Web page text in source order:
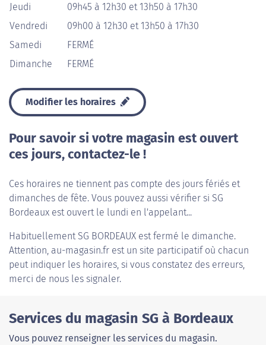
Jeudi
09h45 à 12h30 et 13h50 à 17h30
Vendredi
09h00 à 12h30 et 13h50 à 17h30
Samedi
FERMÉ
Dimanche
FERMÉ
Modifier les horaires
Pour savoir si votre magasin est ouvert
ces jours, contactez-le !
Ces horaires ne tiennent pas compte des jours fériés et
dimanches de fête. Vous pouvez aussi vérifier si SG
Bordeaux est ouvert le lundi en l'appelant...
HabituellementSG BORDEAUX est fermé le dimanche.
Attention, au-magasin.fr est un site participatif où chacun
peut indiquer les horaires, si vous constatez des erreurs,
merci de nous les signaler.
Services du magasin SG à Bordeaux
Vous pouvez renseigner les services du magasin.